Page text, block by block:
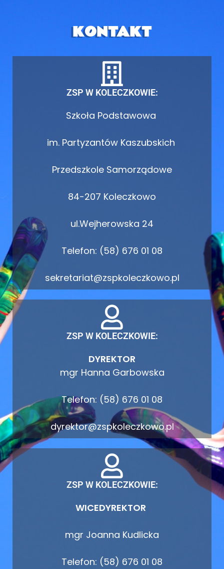
KONTAKT
ZSP W KOLECZKOWIE:
Szkoła Podstawowa
im. Partyzantów Kaszubskich
Przedszkole Samorządowe
84-207 Koleczkowo
ul.Wejherowska 24
Telefon: (58) 676 01 08
sekretariat@zspkoleczkowo.pl
ZSP W KOLECZKOWIE:
DYREKTOR
mgr Hanna Garbowska
Telefon: (58) 676 01 08
dyrektor@zspkoleczkowo.pl
ZSP W KOLECZKOWIE:
WICEDYREKTOR
mgr Joanna Kudlicka
Telefon: (58) 676 01 08